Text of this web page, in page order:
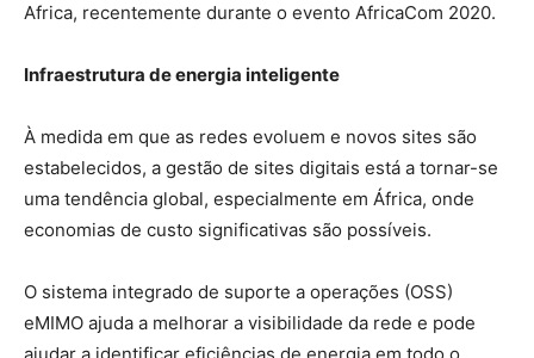
Africa, recentemente durante o evento AfricaCom 2020.
Infraestrutura de energia inteligente
À medida em que as redes evoluem e novos sites são
estabelecidos, a gestão de sites digitais está a tornar-se
uma tendência global, especialmente em África, onde
economias de custo significativas são possíveis.
O sistema integrado de suporte a operações (OSS)
eMIMO ajuda a melhorar a visibilidade da rede e pode